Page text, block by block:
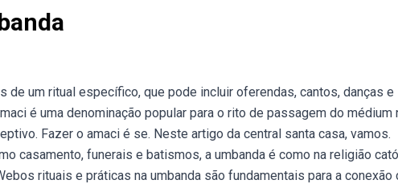
de um ritual específico, que pode incluir oferendas, cantos, danças e
é uma denominação popular para o rito de passagem do médium
Fazer o amaci é se. Neste artigo da central santa casa, vamos.
casamento, funerais e batismos, a umbanda é como na religião
rituais e práticas na umbanda são fundamentais para a conexão